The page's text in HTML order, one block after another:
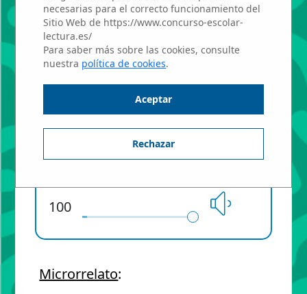
Profesor: Pablo Ramos
GonzÁlez Del Rivero
2º BACHILLERATO - Aula: IES
Cardenal Cisneros 2º A
100
Microrrelato:
necesarias para el correcto funcionamiento del
Sitio Web de https://www.concurso-escolar-
lectura.es/
Para saber más sobre las cookies, consulte
nuestra política de cookies.
Aceptar
Rechazar